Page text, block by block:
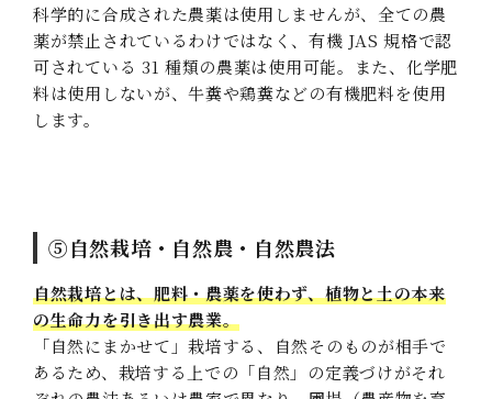
科学的に合成された農薬は使用しませんが、全ての農
薬が禁止されているわけではなく、有機 JAS 規格で認
可されている 31 種類の農薬は使用可能。また、化学肥
料は使用しないが、牛糞や鶏糞などの有機肥料を使用
します。
⑤自然栽培・自然農・自然農法
自然栽培とは、肥料・農薬を使わず、植物と土の本来
の生命力を引き出す農業。
「自然にまかせて」栽培する、自然そのものが相手で
あるため、栽培する上での「自然」の定義づけがそれ